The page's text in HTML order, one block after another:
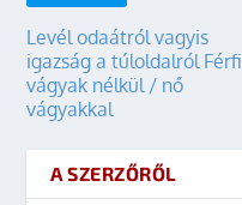
Levél odaátról vagyis
igazság a túloldalról Férfi
vágyak nélkül / nő
vágyakkal
A SZERZŐRŐL